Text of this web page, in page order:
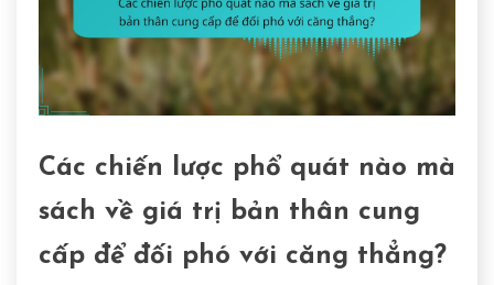
Các chiến lược phổ quát nào mà
sách về giá trị bản thân cung
cấp để đối phó với căng thẳng?